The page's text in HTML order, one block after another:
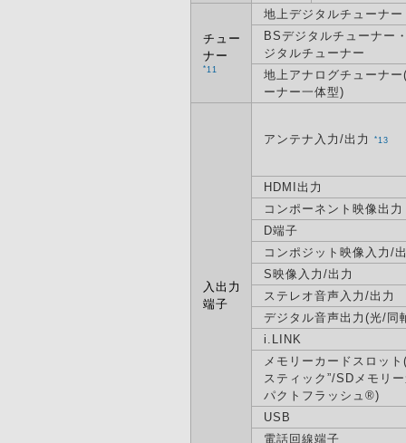
チュー
ナー
* 11
地上デジタルチューナー
BSデジタルチューナー
ジタルチューナー
地上アナログチューナ
ーナー一体型)
入出力
端子
アンテナ入力/出力 * 13
HDMI出力
コンポーネント映像出力
D端子
コンポジット映像入力/
S映像入力/出力
ステレオ音声入力/出力
デジタル音声出力(光/同
i.LINK
メモリーカードスロット
スティック”/SDメモリ
パクトフラッシュ®)
USB
電話回線端子